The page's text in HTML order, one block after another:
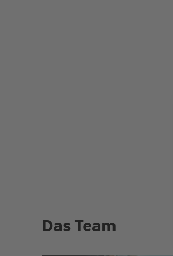
Das Team